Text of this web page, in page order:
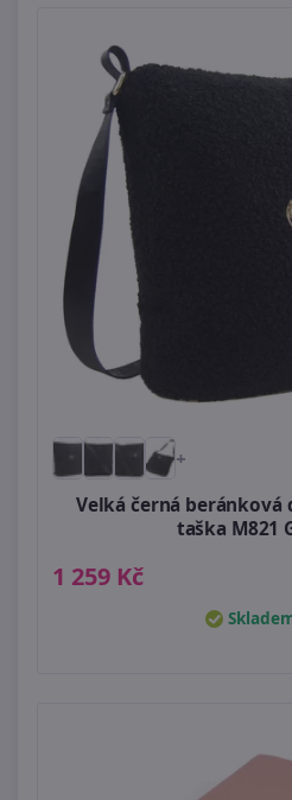
+
Velká černá beránková
taška M821
1 259 Kč